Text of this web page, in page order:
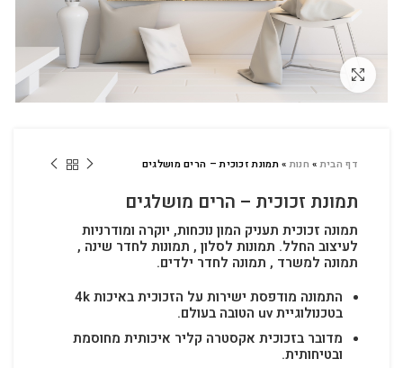
לחץ להגדלה
דף הבית» חנות»תמונת זכוכית – הרים מושלגים
תמונת זכוכית – הרים מושלגים
תמונה זכוכית תעניק המון נוכחות, יוקרה ומודרניות
לעיצוב החלל. תמונות לסלון , תמונות לחדר שינה ,
תמונה למשרד , תמונה לחדר ילדים.
התמונה מודפסת ישירות על הזכוכית באיכות 4k
בטכנולוגיית uv הטובה בעולם.
מדובר בזכוכית אקסטרה קליר איכותית מחוסמת
ובטיחותית.